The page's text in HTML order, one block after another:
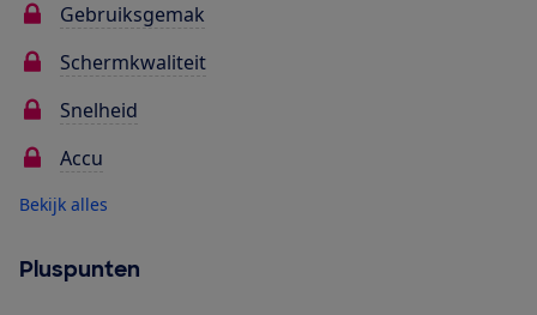
Gebruiksgemak
Schermkwaliteit
Snelheid
Accu
Bekijk alles
Pluspunten